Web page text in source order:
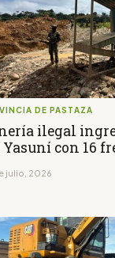
DE PASTAZA
ilegal
Yasuní con 16
julio, 2026